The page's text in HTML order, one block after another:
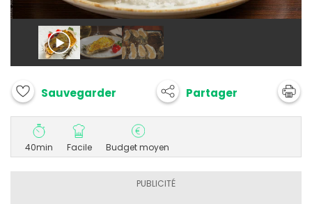
Sauvegarder Partager
40min Facile Budget moyen